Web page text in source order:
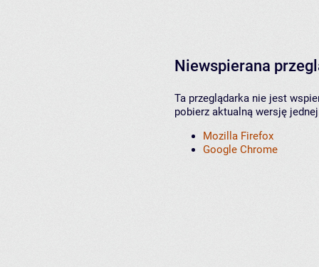
Niewspierana
Ta przeglądarka nie jest
pobierz aktualną wersję
Mozilla Firefox
Google Chrome